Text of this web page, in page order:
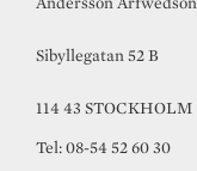
Sibyllegatan 52 B
114 43 STOCKHOLM
Tel: 08-54 52 60 30